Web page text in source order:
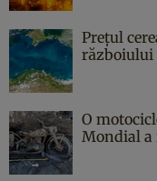
Prețul
războiului
O
Mondial a